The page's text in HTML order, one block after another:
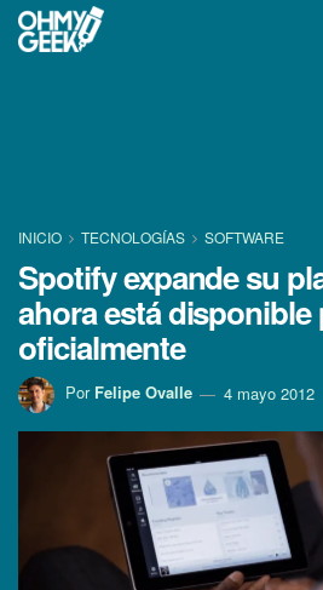
INICIO TECNOLOGÍ­AS SOFTWARE
Spotify expande su
ahora está disponible
oficialmente
Por Felipe Ovalle 4 mayo 2012